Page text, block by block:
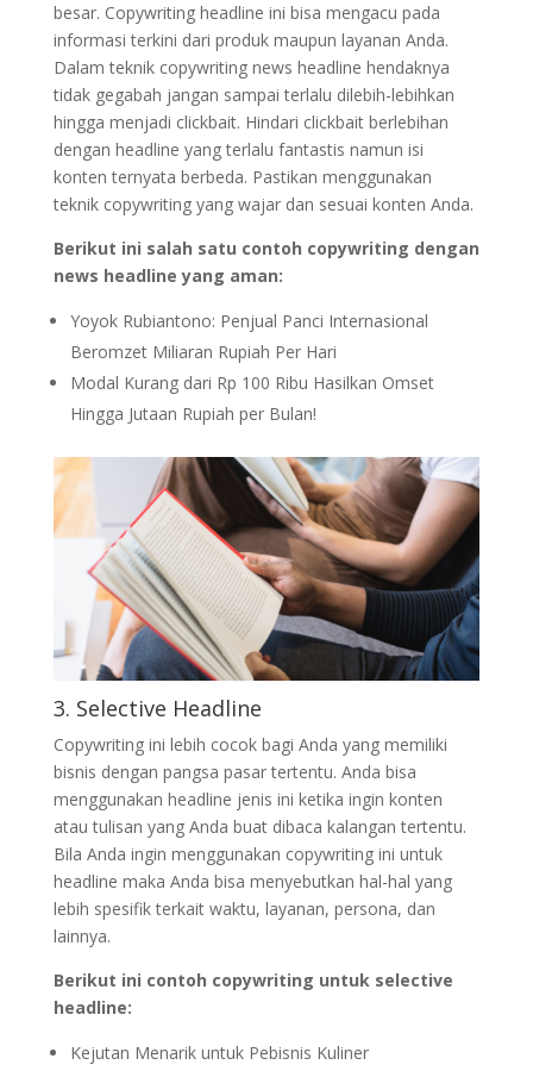
besar. Copywriting headline ini bisa mengacu pada
informasi terkini dari produk maupun layanan Anda.
Dalam teknik copywriting news headline hendaknya
tidak gegabah jangan sampai terlalu dilebih-lebihkan
hingga menjadi clickbait. Hindari clickbait berlebihan
dengan headline yang terlalu fantastis namun isi
konten ternyata berbeda. Pastikan menggunakan
teknik copywriting yang wajar dan sesuai konten Anda.
Berikut ini salah satu contoh copywriting dengan
news headline yang aman:
Yoyok Rubiantono: Penjual Panci Internasional
Beromzet Miliaran Rupiah Per Hari
Modal Kurang dari Rp 100 Ribu Hasilkan Omset
Hingga Jutaan Rupiah per Bulan!
3. Selective Headline
Copywriting ini lebih cocok bagi Anda yang memiliki
bisnis dengan pangsa pasar tertentu. Anda bisa
menggunakan headline jenis ini ketika ingin konten
atau tulisan yang Anda buat dibaca kalangan tertentu.
Bila Anda ingin menggunakan copywriting ini untuk
headline maka Anda bisa menyebutkan hal-hal yang
lebih spesifik terkait waktu, layanan, persona, dan
lainnya.
Berikut ini contoh copywriting untuk selective
headline:
Kejutan Menarik untuk Pebisnis Kuliner